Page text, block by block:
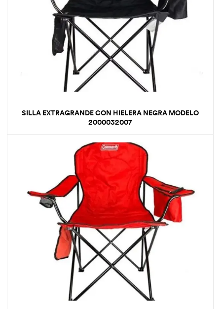
SILLA EXTRAGRANDE CON HIELERA NEGRA MODELO
2000032007